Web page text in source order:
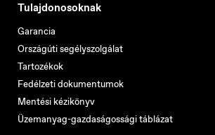
Tulajdonosoknak
Garancia
Országúti segélyszolgálat
Tartozékok
Fedélzeti dokumentumok
Mentési kézikönyv
Üzemanyag-gazdaságossági táblázat